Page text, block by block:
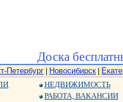
Доска
Петербург Новосибирск
НЕДВИЖИМОСТЬ
РАБОТА, ВАКАНСИИ